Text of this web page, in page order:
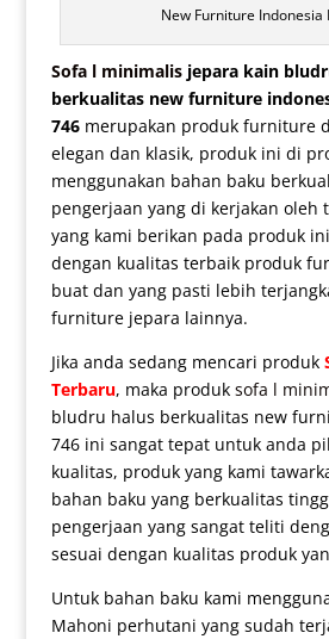
New Furniture Indonesia
Sofa l minimalisjepara kain
berkualitas new furniture
746merupakan produk furniture
elegan dan klasik, produk ini di
menggunakan bahan baku
pengerjaan yang di kerjakan oleh
yang kami berikan pada produk
dengan kualitas terbaik produk
buat dan yang pasti lebih
furniture jepara lainnya.
Jika anda sedang mencari produk
Terbaru, maka produk sofa l
bludru halus berkualitas new
746 ini sangat tepat untuk anda
kualitas, produk yang kami
bahan baku yang berkualitas
pengerjaan yang sangat teliti
sesuai dengan kualitas produk
Untuk bahan baku kami
Mahoni perhutani yang sudah